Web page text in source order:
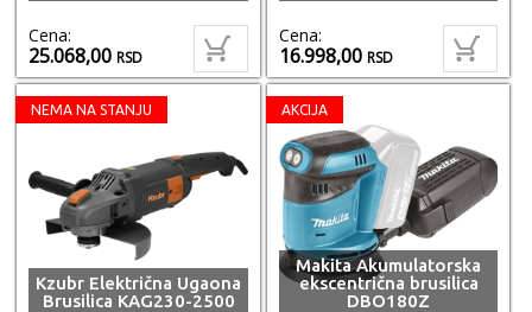
Cena:
25.068,00RSD
Cena:
16.998,00RSD
NEMA NA STANJU
Kzubr Električna Ugaona
Brusilica KAG230-2500
AKCIJA
Makita Akumulatorska
ekscentrična brusilica
DBO180Z